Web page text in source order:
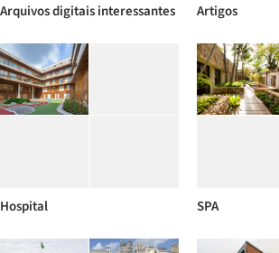
Arquivos digitais interessantes Artigos
Hospital SPA